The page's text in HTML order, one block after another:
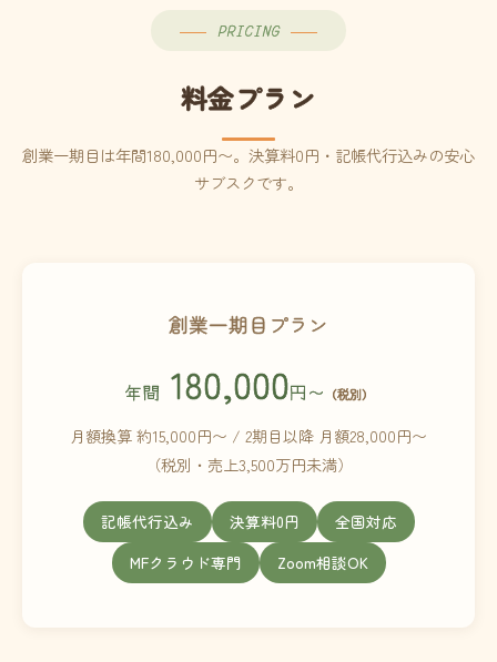
PRICING
料金プラン
創業一期目は年間180,000円〜。決算料0円・記帳代行込みの安心
サブスクです。
創業一期目プラン
年間 180,000円〜 （税別）
月額換算 約15,000円〜 / 2期目以降 月額28,000円〜
（税別・売上3,500万円未満）
記帳代行込み 決算料0円
全国対応
MFクラウド専門
Zoom相談OK